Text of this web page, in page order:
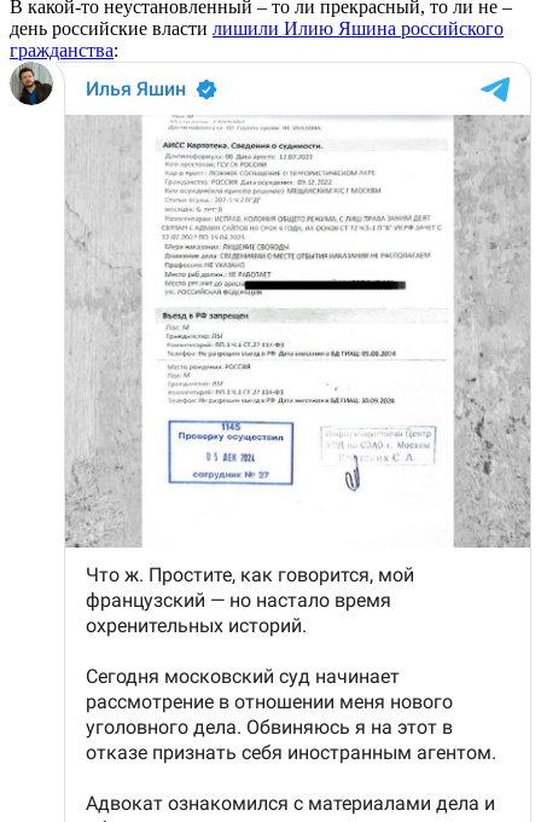
В какой-то неустановленный – то ли прекрасный, то ли не –
день российские власти лишили Илию Яшина российского
гражданства: